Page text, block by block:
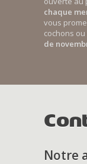
chaque
vous
cochons
de
Notre